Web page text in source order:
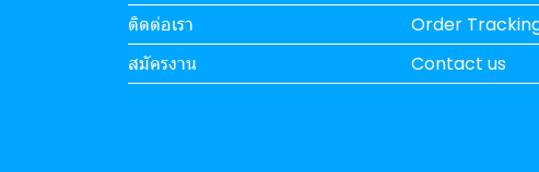
ติดต่อเรา
สมัครงาน
Order
Contact us